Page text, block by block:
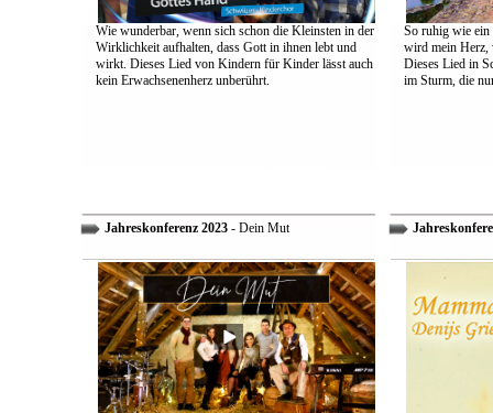
Wie wunderbar, wenn sich schon die Kleinsten in der
Wirklichkeit aufhalten, dass Gott in ihnen lebt und
wirkt. Dieses Lied von Kindern für Kinder lässt auch
kein Erwachsenenherz unberührt.
So ruhig wie ein
wird mein Herz,
Dieses Lied in
im Sturm, die
Jahreskonferenz 2023- Dein Mut